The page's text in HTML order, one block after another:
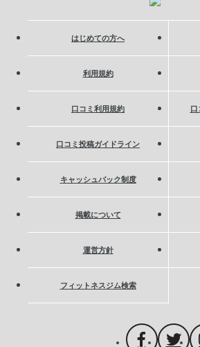
はじめての方へ
利用規約
口コミ利用規約 口
口コミ投稿ガイドライン
キャッシュバック制度
掲載について
運営方針
フィットネスジム検索